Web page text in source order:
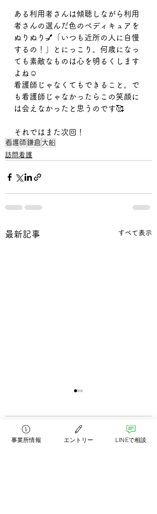
ある利用者さんは傾聴しながら利用
者さんの選んだ色のペディキュアを
ぬりぬり💅「いつも近所の人に自慢
するの！」とにっこり。何歳になっ
ても素敵なものは心を明るくします
よね☺️
看護師じゃなくてもできること。で
も看護師じゃなかったらこの笑顔に
は会えなかったと思うのです🥰
それではまた次回！
看護師 鎌倉大船
訪問看護
最新記事 すべて表示
コメント
事業所情報 エントリー LINEで相談